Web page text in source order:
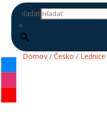
Hľadať
×
Domov/ Česko / Lednice